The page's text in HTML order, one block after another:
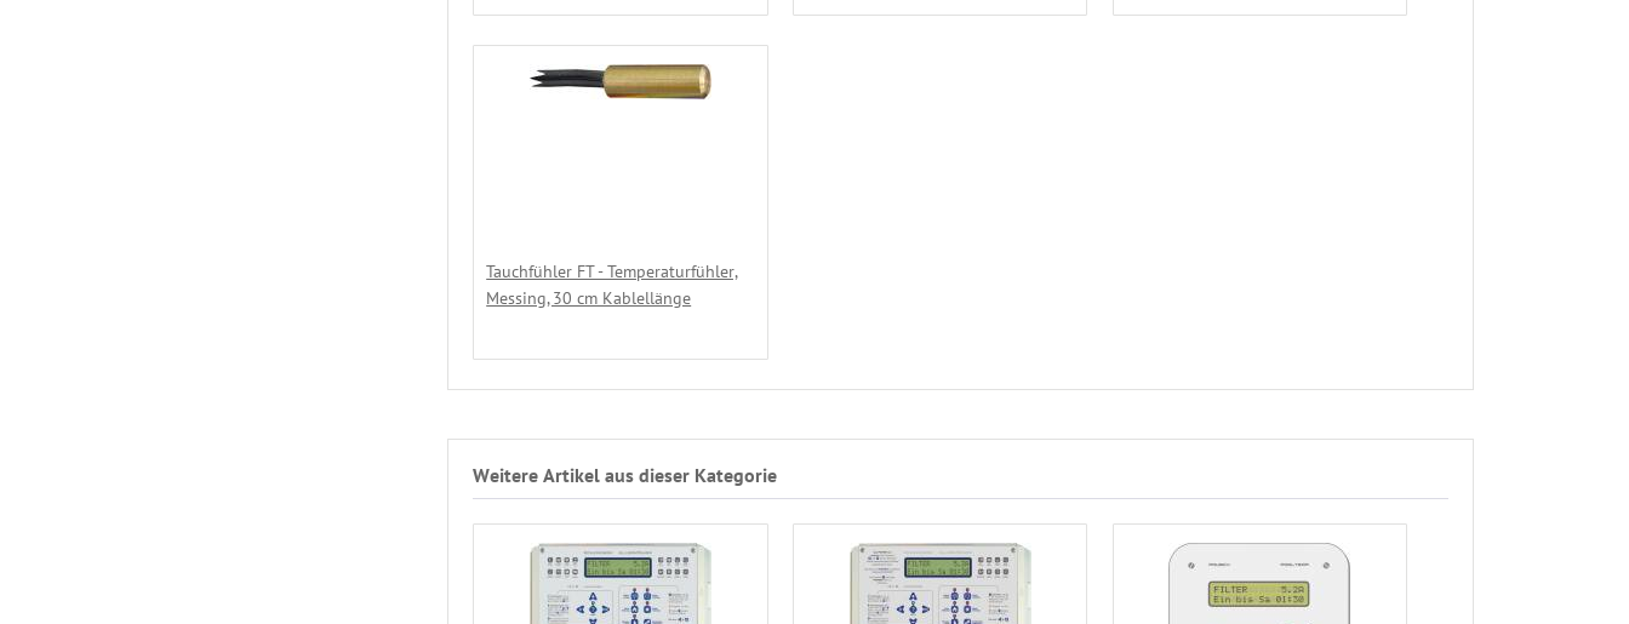
Tauchfühler FT - Temperaturfühler,
Messing, 30 cm Kablellänge
Weitere Artikel aus dieser Kategorie